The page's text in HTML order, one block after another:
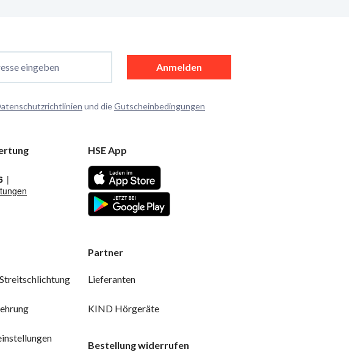
eingeben Anmelden
und dieGutscheinbedingungen
HSE App
Partner
Lieferanten
KIND Hörgeräte
Bestellung widerrufen